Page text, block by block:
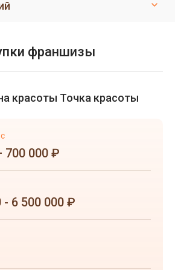
франшизы
красоты Точка красоты
700 000 ₽
- 6 500 000 ₽